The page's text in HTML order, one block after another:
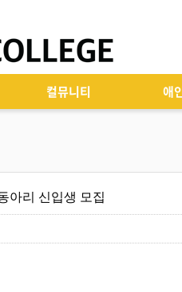
컬뮤니티 애
아리 신입생 모집